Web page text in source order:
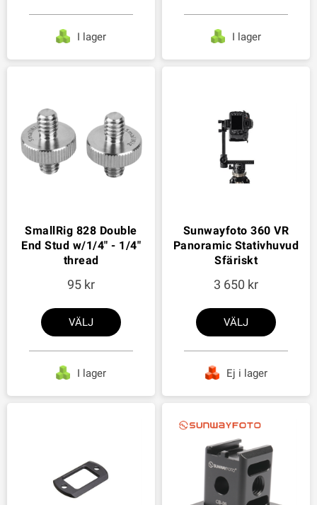
I lager I lager
SmallRig 828 Double
End Stud w/1/4" - 1/4"
thread
95
VÄLJ
I lager
Sunwayfoto 360 VR
Panoramic Stativhuvud
Sfäriskt
3 650
VÄLJ
Ej i lager